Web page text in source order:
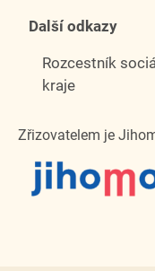
Další odkazy
Rozcestník
kraje
Zřizovatelem je